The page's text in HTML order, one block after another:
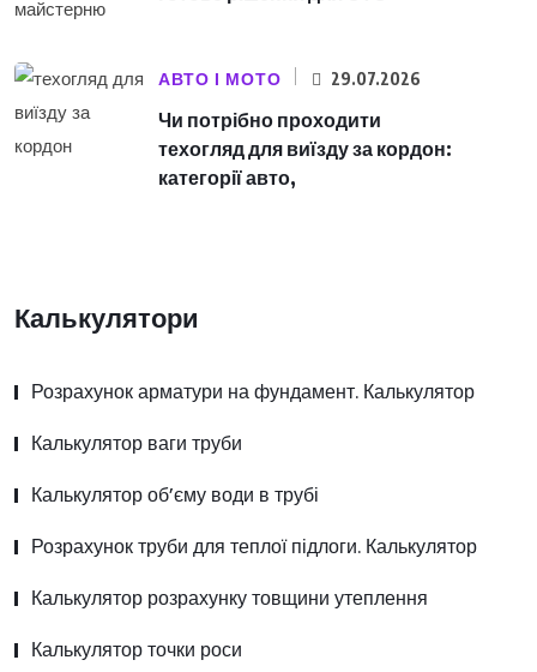
АВТО І МОТО 29.07.2026
Чи потрібно проходити
техогляд для виїзду за кордон:
категорії авто,
Калькулятори
Розрахунок арматури на фундамент. Калькулятор
Калькулятор ваги труби
Калькулятор об’єму води в трубі
Розрахунок труби для теплої підлоги. Калькулятор
Калькулятор розрахунку товщини утеплення
Калькулятор точки роси